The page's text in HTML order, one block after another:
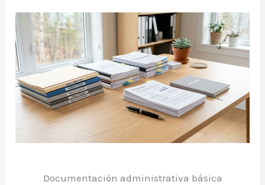
Documentación administrativa básica